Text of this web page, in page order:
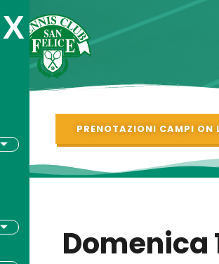
X
PRENOTAZIONI CAMPI ON
Domenica